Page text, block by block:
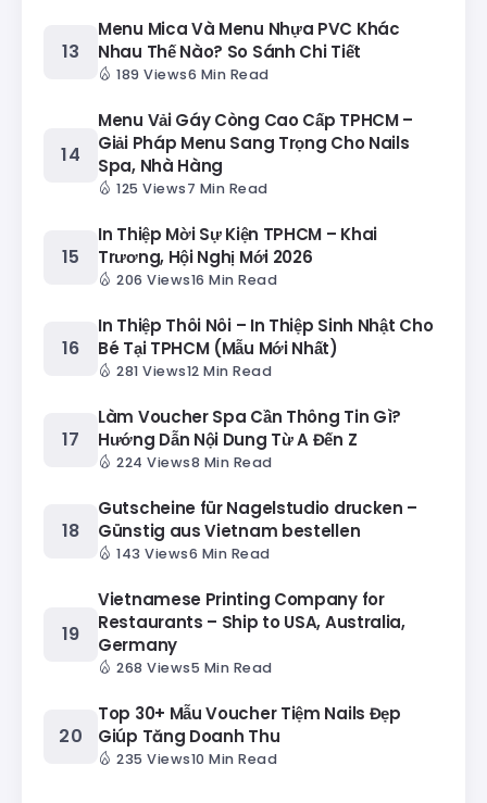
Menu Mica Và Menu Nhựa PVC Khác
Nhau Thế Nào? So Sánh Chi Tiết
189 Views6 Min Read
Menu Vải Gáy Còng Cao Cấp TPHCM –
Giải Pháp Menu Sang Trọng Cho Nails
Spa, Nhà Hàng
125 Views7 Min Read
In Thiệp Mời Sự Kiện TPHCM – Khai
Trương, Hội Nghị Mới 2026
206 Views16 Min Read
In Thiệp Thôi Nôi – In Thiệp Sinh Nhật Cho
Bé Tại TPHCM (Mẫu Mới Nhất)
281 Views12 Min Read
Làm Voucher Spa Cần Thông Tin Gì?
Hướng Dẫn Nội Dung Từ A Đến Z
224 Views8 Min Read
Gutscheine für Nagelstudio drucken –
Günstig aus Vietnam bestellen
143 Views6 Min Read
Vietnamese Printing Company for
Restaurants – Ship to USA, Australia,
Germany
268 Views5 Min Read
Top 30+ Mẫu Voucher Tiệm Nails Đẹp
Giúp Tăng Doanh Thu
235 Views10 Min Read